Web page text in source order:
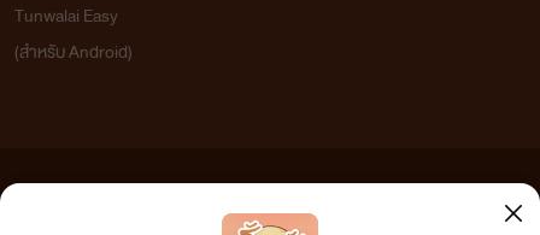
Tunwalai Easy
(สำหรับ Android)
เว็บไซต์แห่งนี้ไม่ได้เห็นด้วยและไม่ขอรับผิดชอบต่อข้อความใดๆ ทั้งสิ้น ดังนั้นผู้อ่านทุกท่านโปรดใช้